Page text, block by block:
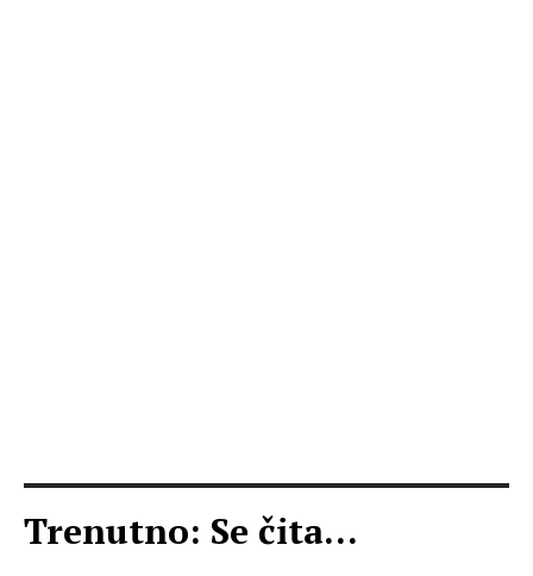
Trenutno: Se čita...